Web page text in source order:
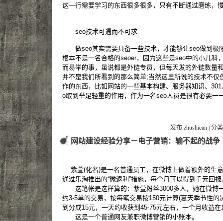
这一行需要学习的东西很多很多，只有不断通过磨练，
seo技术可遇而不可求
做seo其实需要具备一些技术，才能够让seo做到极
根本不是一名合格的seoer，因为这些是seo中的小儿科
而易举的事，虽说都是外链专员，但每天发的外链数量
并不是我们所看到的那么简单;当然这里所说的技术不仅
作的东西，比如网站的一些基本构建、服务器知识、
o取到举足轻重的作用，作为一名seo人员是很有必要一
发布:zhushican | 分
网站建设经验分享－电子营销：输不起的战争
紫萱(化名)是一名普通员工，在微博上做着额外的生
通过乐淘推出的“微返利”措施，每个月可以得到千元回报
这笔帐是这样算的：紫萱粉丝3000多人，她在微博
约3-5单的交易，按每笔交易按150元计算(夏天季节性的
到分成15元，一天约收获到45-75元左右，一个月收益在
这是一个普通网友兼职微博营销的小账本。